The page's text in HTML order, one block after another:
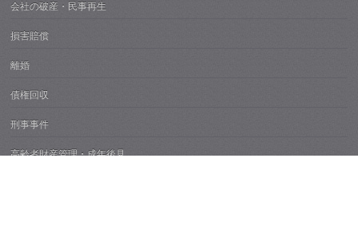
会社の破産・民事再生
損害賠償
離婚
債権回収
刑事事件
高齢者財産管理・成年後見